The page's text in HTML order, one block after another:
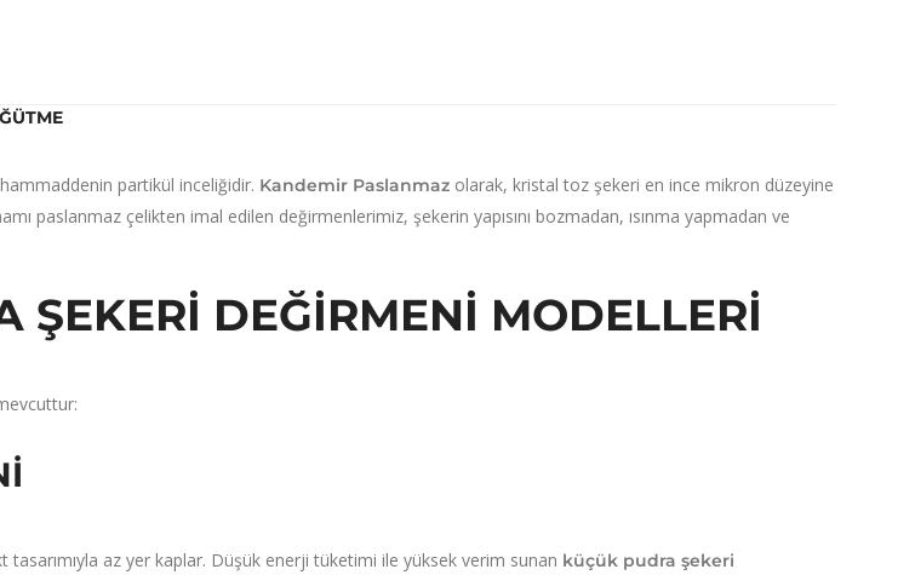
hammaddenin partikül inceliğidir. Kandemir Paslanmaz olarak, kristal toz şekeri en ince mikron düzeyine
paslanmaz çelikten imal edilen değirmenlerimiz, şekerin yapısını bozmadan, ısınma yapmadan ve
ŞEKERI DEĞIRMENI MODELLERI
tasarımıyla az yer kaplar. Düşük enerji tüketimi ile yüksek verim sunan küçük pudra şekeri